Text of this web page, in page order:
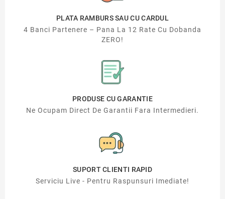
PLATA RAMBURS SAU CU CARDUL
4 Banci Partenere – Pana La 12 Rate Cu Dobanda
ZERO!
PRODUSE CU GARANTIE
Ne Ocupam Direct De Garantii Fara Intermedieri.
SUPORT CLIENTI RAPID
Serviciu Live - Pentru Raspunsuri Imediate!